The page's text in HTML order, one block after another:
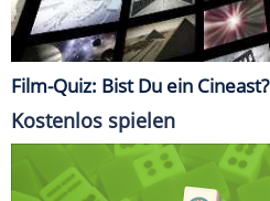
Film-Quiz: Bist Du ein Cineast?
Kostenlos spielen